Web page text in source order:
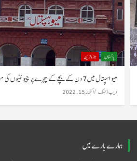
پاکستان تازہ ترین
میو اسپتال میں 7 دن کے بچے کے چہرے پر چیونٹیوں کی موجودگی کا معاملہ
اکتوبر 15, 2022 ویب ڈیسک
ہمارے بارے میں